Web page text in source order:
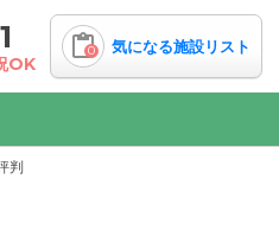
OK
0 気になる施設リスト
判